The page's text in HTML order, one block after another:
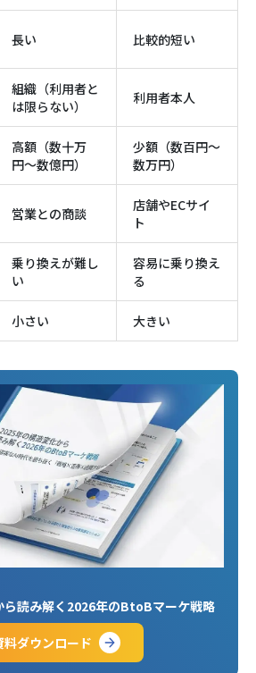
長い 比較的短い
組織（利用者と
は限らない）
利用者本人
高額（数十万
円〜数億円）
少額（数百円〜
数万円）
営業との商談
店舗やECサイ
ト
乗り換えが難し
い
容易に乗り換え
る
小さい 大きい
ら読み解く2026年のBtoBマーケ戦略
料ダウンロード